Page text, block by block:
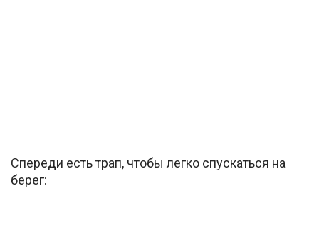
Спереди есть трап, чтобы легко спускаться на
берег: